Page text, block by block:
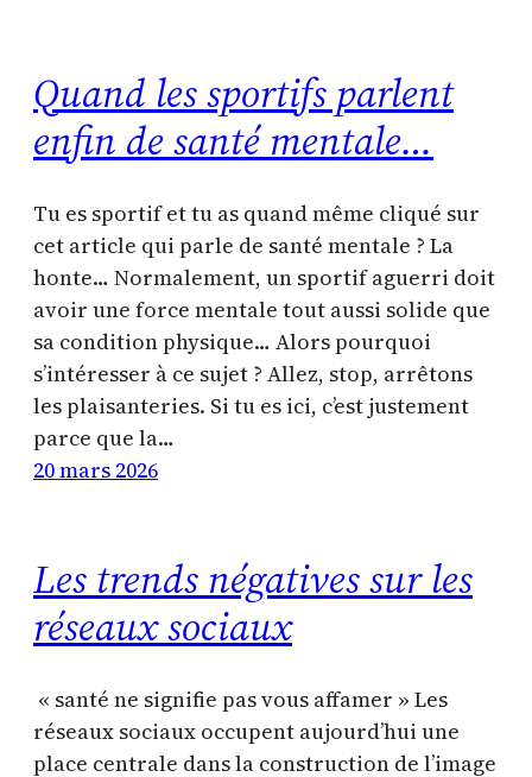
Quand les sportifs parlent
enfin de santé mentale…
Tu es sportif et tu as quand même cliqué sur
cet article qui parle de santé mentale ? La
honte… Normalement, un sportif aguerri doit
avoir une force mentale tout aussi solide que
sa condition physique… Alors pourquoi
s’intéresser à ce sujet ? Allez, stop, arrêtons
les plaisanteries. Si tu es ici, c’est justement
parce que la…
20 mars 2026
Les trends négatives sur les
réseaux sociaux
« santé ne signifie pas vous affamer » Les
réseaux sociaux occupent aujourd’hui une
place centrale dans la construction de l’image